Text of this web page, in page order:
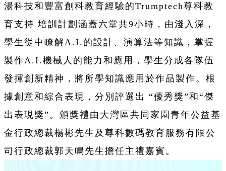
湯科技和豐富創科教育經驗的Trumptech尊科教
育支持 培訓計劃涵蓋六堂共9小時，由淺入深，
學生從中瞭解A.I.的設計、演算法等知識，掌握
製作A.I.機械人的能力和應用，學生分成各隊伍
發揮創新精神，將所學知識應用於作品製作。根
據創意和綜合表現，分別評選出 “優秀獎”和“傑
出表現獎”。頒獎禮由大灣區共同家園青年公益基
金行政總裁楊彬先生及尊科數碼教育服務有限公
司行政總裁郭天鳴先生擔任主禮嘉賓。